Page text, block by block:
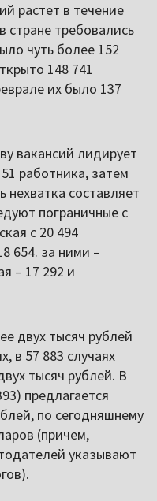
растет в течение
стране требовались
чуть более 152
148 741
их было 137
вакансий лидирует
работника, затем
нехватка составляет
пограничные с
с 20 494
654. за ними –
– 17 292 и
двух тысяч рублей
в 57 883 случаях
тысяч рублей. В
предлагается
по сегодняшнему
(причем,
указывают